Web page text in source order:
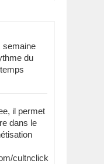
semaine
du
il permet
dans le
cultnclick